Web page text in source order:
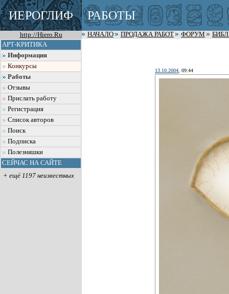
ИЕРОГЛИФ РАБОТЫ
http://Hiero.Ru НАЧАЛО ПРОДАЖА РАБОТ ФОРУМ
АРТ-КРИТИКА
Информация
Конкурсы
Работы
Отзывы
Прислать работу
Регистрация
Список авторов
Поиск
Подписка
Полезняшки
СЕЙЧАС НА САЙТЕ
+ ещё 1197 неизвестных
13.10.2004 , 09:44